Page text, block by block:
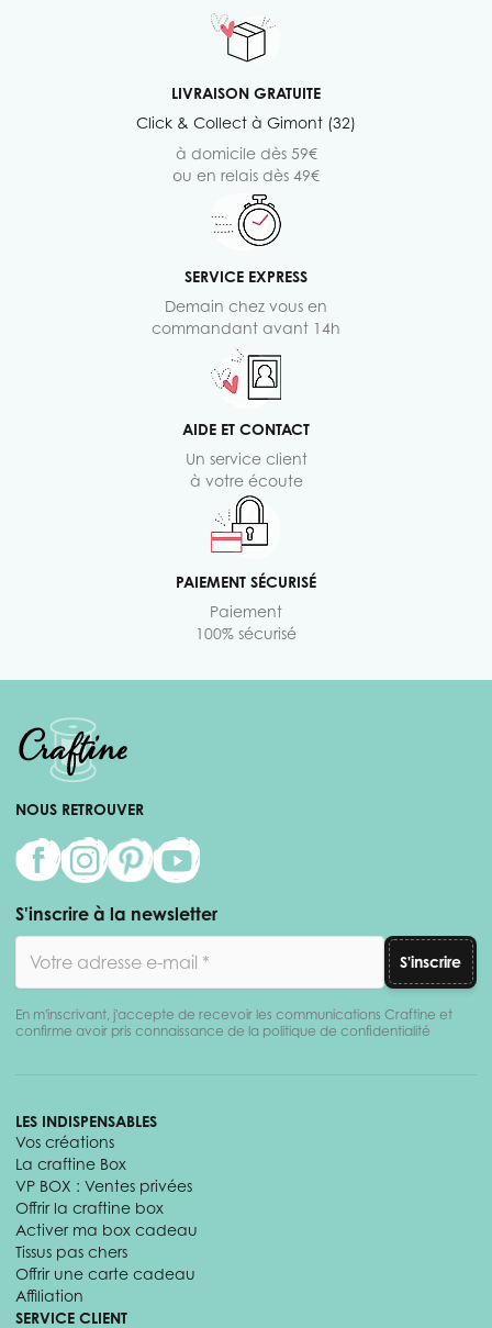
LIVRAISON GRATUITE
Click & Collect à Gimont (32)
à domicile dès 59€
ou en relais dès 49€
SERVICE EXPRESS
Demain chez vous en
commandant avant 14h
AIDE ET CONTACT
Un service client
à votre écoute
PAIEMENT SÉCURISÉ
Paiement
100% sécurisé
NOUS RETROUVER
S'inscrire à la newsletter
S'inscrire
En m'inscrivant, j'accepte de recevoir les communications Craftine et
confirme avoir pris connaissance de la politique de confidentialité
LES INDISPENSABLES
Vos créations
La craftine Box
VP BOX : Ventes privées
Offrir la craftine box
Activer ma box cadeau
Tissus pas chers
Offrir une carte cadeau
Affiliation
SERVICE CLIENT